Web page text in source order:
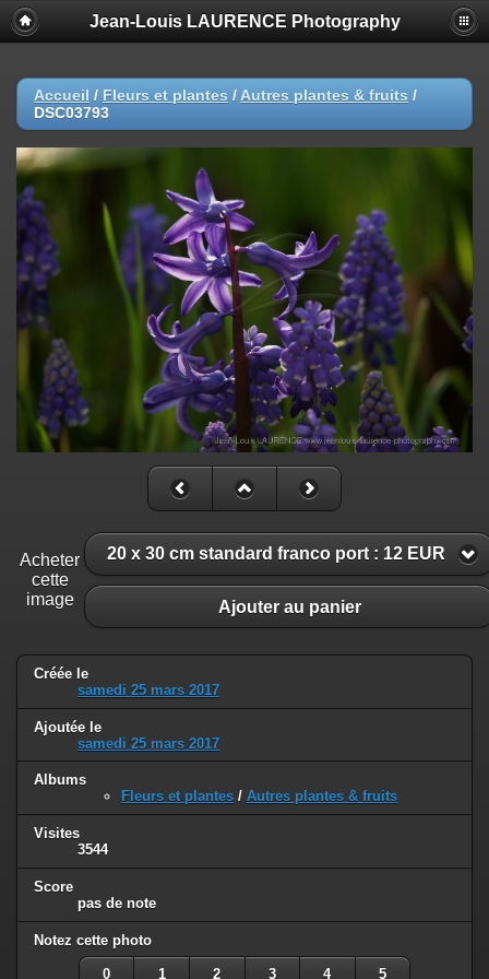
Jean-Louis LAURENCE Photography
Accueil / Fleurs et plantes / Autres plantes & fruits /
DSC03793
Acheter
cette
image
20 x 30 cm standard franco port : 12 EUR
Ajouter au panier
Créée le
samedi 25 mars 2017
Ajoutée le
samedi 25 mars 2017
Albums
Fleurs et plantes / Autres plantes & fruits
Visites
3544
Score
pas de note
Notez cette photo
0 1 2 3 4 5